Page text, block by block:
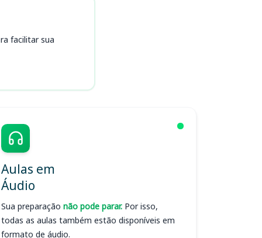
facilitar sua
Aulas em
Áudio
Sua preparação não pode parar. Por isso,
todas as aulas também estão disponíveis em
formato de áudio.